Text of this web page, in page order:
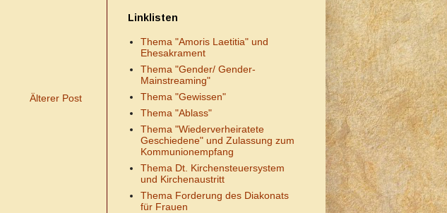
Älterer Post
Linklisten
Thema "Amoris Laetitia" und
Ehesakrament
Thema "Gender/ Gender-
Mainstreaming"
Thema "Gewissen"
Thema "Ablass"
Thema "Wiederverheiratete
Geschiedene" und Zulassung zum
Kommunionempfang
Thema Dt. Kirchensteuersystem
und Kirchenaustritt
Thema Forderung des Diakonats
für Frauen